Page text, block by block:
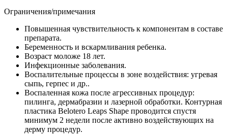
Ограничения/примечания
Повышенная чувствительность к компонентам в составе
препарата.
Беременность и вскармливания ребенка.
Возраст моложе 18 лет.
Инфекционные заболевания.
Воспалительные процессы в зоне воздействия: угревая
сыпь, герпес и др..
Воспаленная кожа после агрессивных процедур:
пилинга, дермабразии и лазерной обработки. Контурная
пластика Belotero Leaps Shape проводится спустя
минимум 2 недели после активно воздействующих на
дерму процедур.